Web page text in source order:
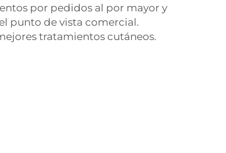
por pedidos al por mayor y
punto de vista comercial.
tratamientos cutáneos.